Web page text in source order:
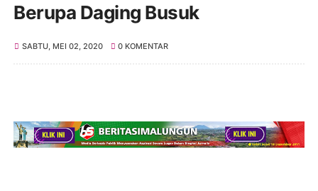
Berupa Daging Busuk
SABTU, MEI 02, 2020 0 KOMENTAR